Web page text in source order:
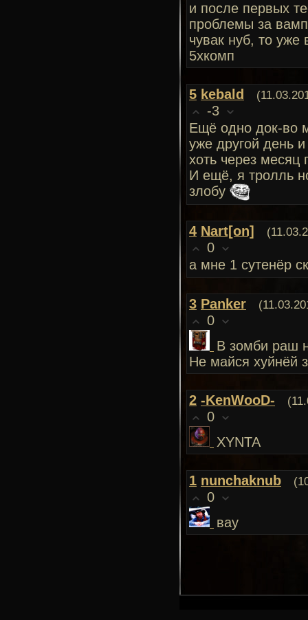
и после первых
проблемы за
чувак нуб, то уже
5хкомп
5 kebald
-3
Ещё одно док-во
уже другой день
хоть через месяц
И ещё, я тролль
злобу
4 Nart[on]
0
а мне 1 сутенёр
3 Panker
0
В зомби раш
Не майся хуйнёй
2 -KenWooD-
0
XYNTA
1 nunchaknub
0
вау